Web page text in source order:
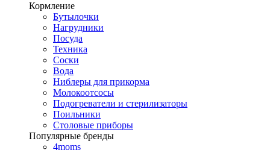
Кормление
Бутылочки
Нагрудники
Посуда
Техника
Соски
Вода
Ниблеры для прикорма
Молокоотсосы
Подогреватели и стерилизаторы
Поильники
Столовые приборы
Популярные бренды
4moms